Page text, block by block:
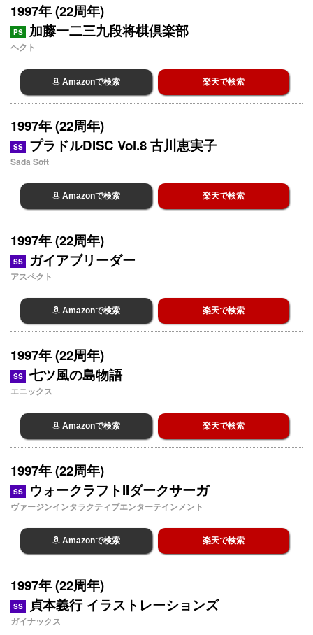
1997年 (22周年)
PS 加藤一二三九段将棋倶楽部
ヘクト
Amazonで検索 楽天で検索
1997年 (22周年)
SS プラドルDISC Vol.8 古川恵実子
Sada Soft
Amazonで検索 楽天で検索
1997年 (22周年)
SS ガイアブリーダー
アスペクト
Amazonで検索 楽天で検索
1997年 (22周年)
SS 七ツ風の島物語
エニックス
Amazonで検索 楽天で検索
1997年 (22周年)
SS ウォークラフトIIダークサーガ
ヴァージンインタラクティブエンターテインメント
Amazonで検索 楽天で検索
1997年 (22周年)
SS 貞本義行 イラストレーションズ
ガイナックス